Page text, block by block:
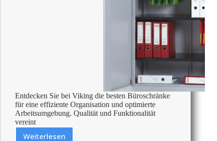
Entdecken Sie bei Viking die besten Büroschränke
für eine effiziente Organisation und optimierte
Arbeitsumgebung. Qualität und Funktionalität
vereint
Weiterlesen